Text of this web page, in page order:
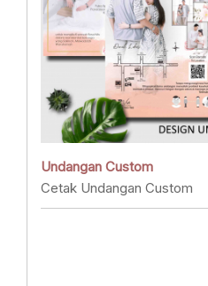
Undangan Custom
Cetak Undangan Custom